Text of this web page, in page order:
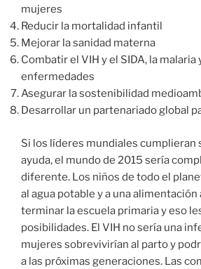
mujeres
Reducir la mortalidad infantil
Mejorar la sanidad materna
Combatir el VIH y el SIDA, la malaria
enfermedades
Asegurar la sostenibilidad
Desarrollar un partenariado global
Si los líderes mundiales cumplieran
ayuda, el mundo de 2015 sería
diferente. Los niños de todo el
al agua potable y a una alimentación
terminar la escuela primaria y eso
posibilidades. El VIH no sería una
mujeres sobrevivirían al parto y
a las próximas generaciones. Las